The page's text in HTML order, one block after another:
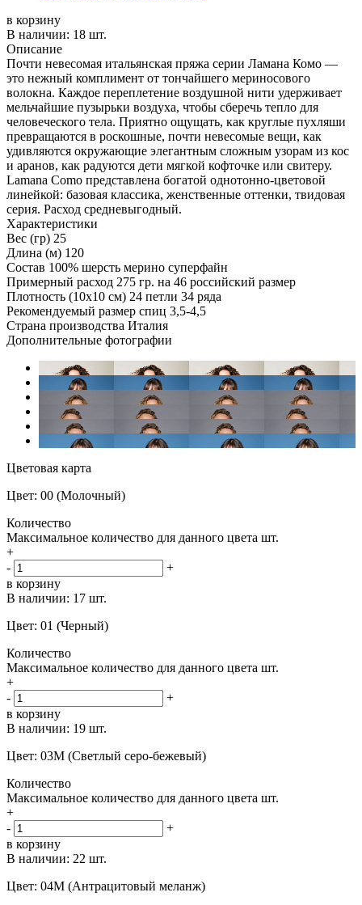
в корзину
В наличии: 18 шт.
Описание
Почти невесомая итальянская пряжа серии Ламана Комо —
это нежный комплимент от тончайшего мериносового
волокна. Каждое переплетение воздушной нити удерживает
мельчайшие пузырьки воздуха, чтобы сберечь тепло для
человеческого тела. Приятно ощущать, как круглые пухляши
превращаются в роскошные, почти невесомые вещи, как
удивляются окружающие элегантным сложным узорам из кос
и аранов, как радуются дети мягкой кофточке или свитеру.
Lamana Como представлена богатой однотонно-цветовой
линейкой: базовая классика, женственные оттенки, твидовая
серия. Расход средневыгодный.
Характеристики
Вес (гр) 25
Длина (м) 120
Состав 100% шерсть мерино суперфайн
Примерный расход 275 гр. на 46 российский размер
Плотность (10x10 см) 24 петли 34 ряда
Рекомендуемый размер спиц 3,5-4,5
Страна производства Италия
Дополнительные фотографии
Цветовая карта
Цвет: 00 (Молочный)
Количество
Максимальное количество для данного цвета шт.
+
-
+
в корзину
В наличии: 17 шт.
Цвет: 01 (Черный)
Количество
Максимальное количество для данного цвета шт.
+
-
+
в корзину
В наличии: 19 шт.
Цвет: 03М (Светлый серо-бежевый)
Количество
Максимальное количество для данного цвета шт.
+
-
+
в корзину
В наличии: 22 шт.
Цвет: 04M (Антрацитовый меланж)